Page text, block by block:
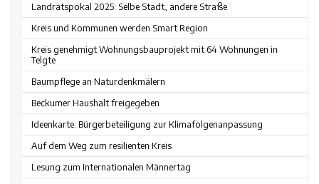
Landratspokal 2025: Selbe Stadt, andere Straße
Kreis und Kommunen werden Smart Region
Kreis genehmigt Wohnungsbauprojekt mit 64 Wohnungen in
Telgte
Baumpflege an Naturdenkmälern
Beckumer Haushalt freigegeben
Ideenkarte: Bürgerbeteiligung zur Klimafolgenanpassung
Auf dem Weg zum resilienten Kreis
Lesung zum Internationalen Männertag